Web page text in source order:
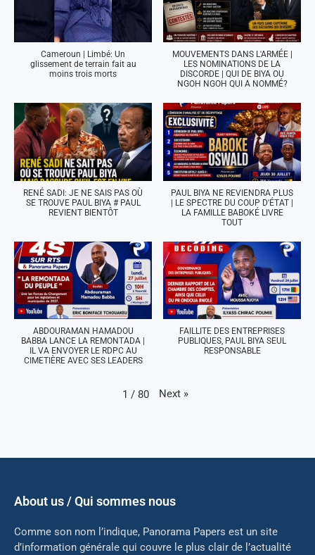
Cameroun | Limbé: Un
glissement de terrain fait au
moins trois morts
MOUVEMENTS DANS L'ARMÉE |
LES NOMINATIONS DE LA
DISCORDE | QUI DE BIYA OU
NGOH NGOH QUI A NOMMÉ?
RENÉ SADI: JE NE SAIS PAS OÙ
SE TROUVE PAUL BIYA # PAUL
REVIENT BIENTÔT
PAUL BIYA NE REVIENDRA PLUS
| LE SPECTRE DU COUP D'ÉTAT |
LA FAMILLE BABOKÉ LIVRE
TOUT
ABDOURAMAN HAMADOU
BABBA LANCE LA REMONTADA |
IL VA ENVOYER LE RDPC AU
CIMETIÈRE AVEC SES LEADERS
FAILLITE DES ENTREPRISES
PUBLIQUES, PAUL BIYA SEUL
RESPONSABLE
1 / 80 Next »
About us / Qui sommes nous
Comme son nom l’indique, Panorama Papers est un site
d’information générale qui couvre le plus clair de l’actualité